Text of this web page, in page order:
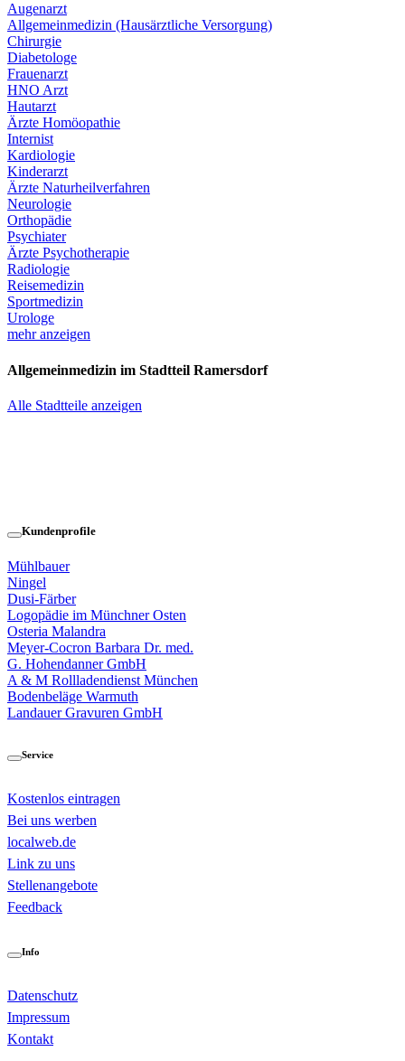
Augenarzt
Allgemeinmedizin (Hausärztliche Versorgung)
Chirurgie
Diabetologe
Frauenarzt
HNO Arzt
Hautarzt
Ärzte Homöopathie
Internist
Kardiologie
Kinderarzt
Ärzte Naturheilverfahren
Neurologie
Orthopädie
Psychiater
Ärzte Psychotherapie
Radiologie
Reisemedizin
Sportmedizin
Urologe
mehr anzeigen
Allgemeinmedizin im Stadtteil Ramersdorf
Alle Stadtteile anzeigen
Kundenprofile
Mühlbauer
Ningel
Dusi-Färber
Logopädie im Münchner Osten
Osteria Malandra
Meyer-Cocron Barbara Dr. med.
G. Hohendanner GmbH
A & M Rollladendienst München
Bodenbeläge Warmuth
Landauer Gravuren GmbH
Service
Kostenlos eintragen
Bei uns werben
localweb.de
Link zu uns
Stellenangebote
Feedback
Info
Datenschutz
Impressum
Kontakt